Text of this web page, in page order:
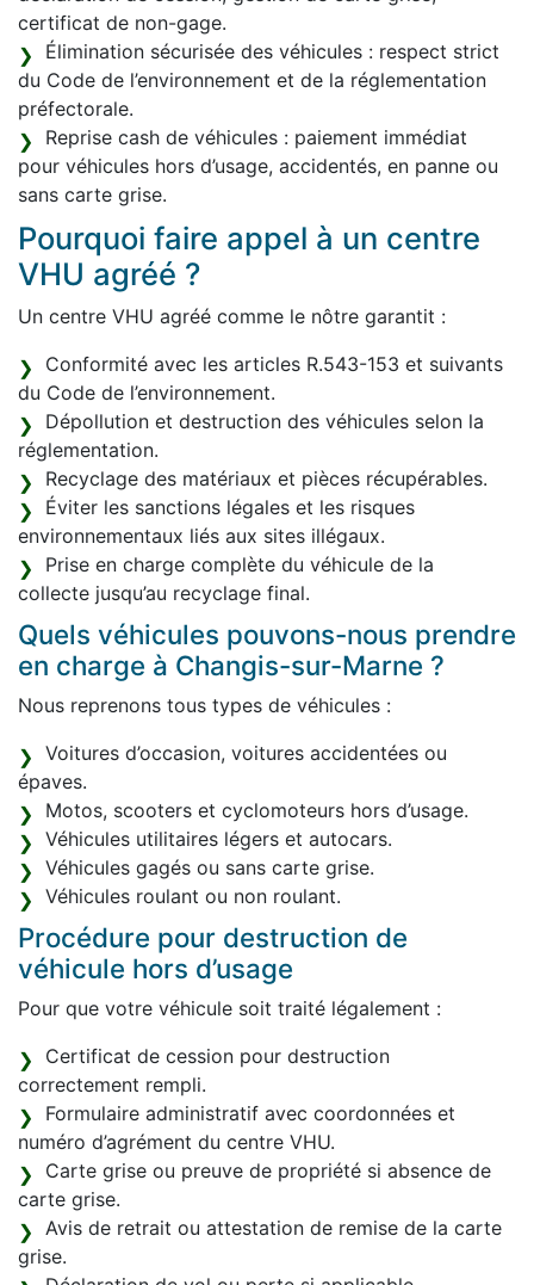
certificat de non-gage.
Élimination sécurisée des véhicules : respect strict
du Code de l’environnement et de la réglementation
préfectorale.
Reprise cash de véhicules : paiement immédiat
pour véhicules hors d’usage, accidentés, en panne ou
sans carte grise.
Pourquoi faire appel à un centre
VHU agréé ?
Un centre VHU agréé comme le nôtre garantit :
Conformité avec les articles R.543-153 et suivants
du Code de l’environnement.
Dépollution et destruction des véhicules selon la
réglementation.
Recyclage des matériaux et pièces récupérables.
Éviter les sanctions légales et les risques
environnementaux liés aux sites illégaux.
Prise en charge complète du véhicule de la
collecte jusqu’au recyclage final.
Quels véhicules pouvons-nous prendre
en charge à Changis-sur-Marne ?
Nous reprenons tous types de véhicules :
Voitures d’occasion, voitures accidentées ou
épaves.
Motos, scooters et cyclomoteurs hors d’usage.
Véhicules utilitaires légers et autocars.
Véhicules gagés ou sans carte grise.
Véhicules roulant ou non roulant.
Procédure pour destruction de
véhicule hors d’usage
Pour que votre véhicule soit traité légalement :
Certificat de cession pour destruction
correctement rempli.
Formulaire administratif avec coordonnées et
numéro d’agrément du centre VHU.
Carte grise ou preuve de propriété si absence de
carte grise.
Avis de retrait ou attestation de remise de la carte
grise.